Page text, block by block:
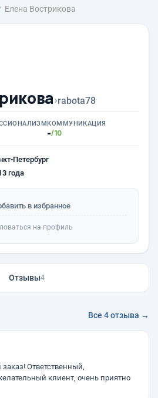
Елена Вострикова
›rabota78
КОММУНИКАЦИЯ
-/10
Петербург
года
в избранное
на профиль
Отзывы4
Все 4 отзыва →
Ответственный,
клиент, очень приятно